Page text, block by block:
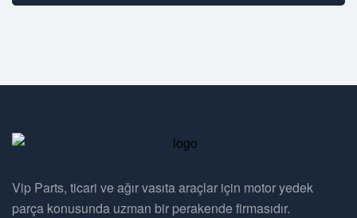
Vip Parts, ticari ve ağır vasıta araçlar için motor yedek
parça konusunda uzman bir perakende firmasıdır.